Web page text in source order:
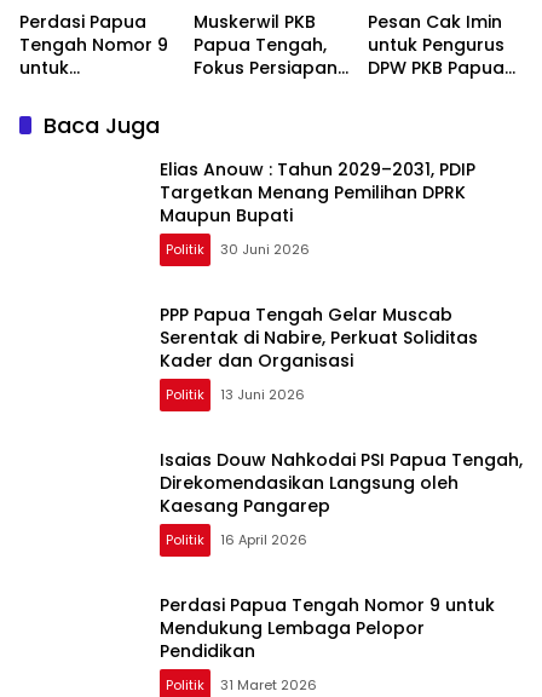
Perdasi Papua
Tengah Nomor 9
untuk
Lembaga
Pelopor
Muskerwil PKB
Papua Tengah,
Fokus Persiapan
Pesan Cak Imin
untuk Pengurus
DPW PKB Papua
Keluarga Rakyat
Baca Juga
Elias Anouw : Tahun 2029–2031, PDIP
Targetkan Menang Pemilihan DPRK
Maupun Bupati
Politik 30 Juni 2026
PPP Papua Tengah Gelar Muscab
Serentak di Nabire, Perkuat Soliditas
Kader dan Organisasi
Politik 13 Juni 2026
Isaias Douw Nahkodai PSI Papua Tengah,
Direkomendasikan Langsung oleh
Kaesang Pangarep
Politik 16 April 2026
Perdasi Papua Tengah Nomor 9 untuk
Mendukung Lembaga Pelopor
Pendidikan
Politik 31 Maret 2026